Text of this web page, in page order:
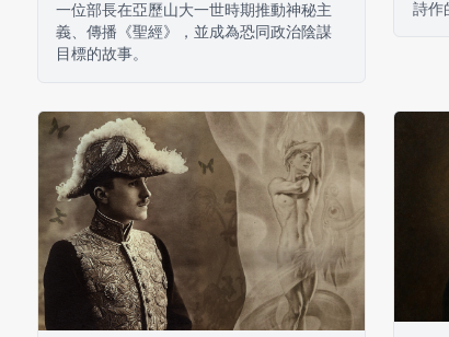
一位部長在亞歷山大一世時期推動神秘主
義、傳播《聖經》，並成為恐同政治陰謀
目標的故事。
詩作